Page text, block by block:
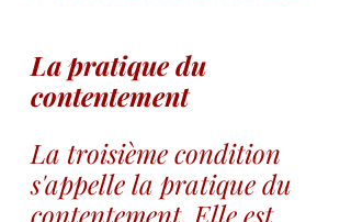
La pratique du
contentement
La troisième condition
s'appelle la pratique du
contentement. Elle est